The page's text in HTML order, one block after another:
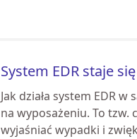
System EDR staje
Jak działa system EDR
na wyposażeniu. To
wyjaśniać wypadki i